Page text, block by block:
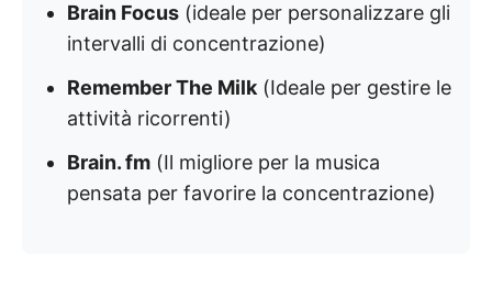
Brain Focus (ideale per personalizzare gli
intervalli di concentrazione)
Remember The Milk (Ideale per gestire le
attività ricorrenti)
Brain. fm (Il migliore per la musica
pensata per favorire la concentrazione)